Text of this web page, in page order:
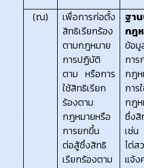
(ณ)
เพื่อการก่อตั้ง
สิทธิเรียกร้อง
ตามกฎหมาย
การปฏิบัติ
ตาม หรือการ
ใช้สิทธิเรียก
ร้องตาม
กฎหมายหรือ
การยกขึ้น
ต่อสู้ซึ่งสิทธิ
เรียกร้องตาม
ฐา
กฎ
ข้อมู
การ
กฎ
การ
กฎ
ซึ่งสิ
เช่น
ไต่
แจ้ง